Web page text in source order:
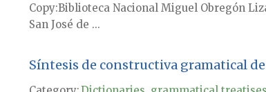
Copy Biblioteca Nacional Miguel Obregón
San José de ...
Síntesis de constructiva gramatical